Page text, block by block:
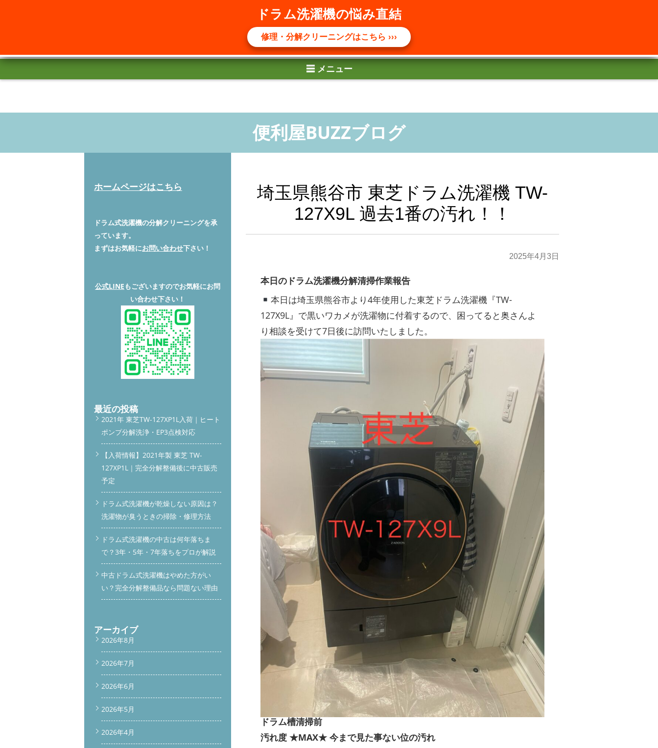
☰ メニュー
ドラム洗濯機の悩み直結
修理・分解クリーニングはこちら ›››
埼玉県熊谷市 東芝ドラム洗濯機 TW-
127X9L 過去1番の汚れ！！
2025年4月3日
本日のドラム洗濯機分解清掃作業報告
本日は埼玉県熊谷市より4年使用した東芝ドラム洗濯機『TW-
127X9L』で黒いワカメが洗濯物に付着するので、困ってると奥さんよ
り相談を受けて7日後に訪問いたしました。
ドラム槽清掃前
汚れ度 ★MAX★ 今まで見た事ない位の汚れ
ホームページはこちら
ドラム式洗濯機の分解クリーニングを承
っています。
まずはお気軽にお問い合わせ下さい！
公式LINEもございますのでお気軽にお問
い合わせ下さい！
最近の投稿
2021年 東芝TW-127XP1L入荷｜ヒート
ポンプ分解洗浄・EP3点検対応
【入荷情報】2021年製 東芝 TW-
127XP1L｜完全分解整備後に中古販売
予定
ドラム式洗濯機が乾燥しない原因は？
洗濯物が臭うときの掃除・修理方法
ドラム式洗濯機の中古は何年落ちま
で？3年・5年・7年落ちをプロが解説
中古ドラム式洗濯機はやめた方がい
い？完全分解整備品なら問題ない理由
アーカイブ
2026年8月
2026年7月
2026年6月
2026年5月
2026年4月